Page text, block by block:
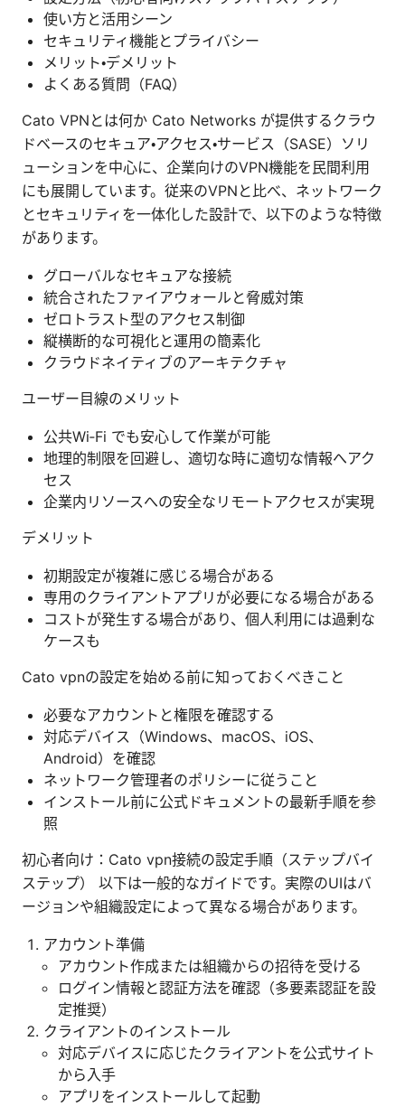
使い方と活用シーン
セキュリティ機能とプライバシー
メリット・デメリット
よくある質問（FAQ）
Cato VPNとは何か Cato Networks が提供するクラウ
ドベースのセキュア・アクセス・サービス（SASE）ソリ
ューションを中心に、企業向けのVPN機能を民間利用
にも展開しています。従来のVPNと比べ、ネットワーク
とセキュリティを一体化した設計で、以下のような特徴
があります。
グローバルなセキュアな接続
統合されたファイアウォールと脅威対策
ゼロトラスト型のアクセス制御
縦横断的な可視化と運用の簡素化
クラウドネイティブのアーキテクチャ
ユーザー目線のメリット
公共Wi‑Fi でも安心して作業が可能
地理的制限を回避し、適切な時に適切な情報へアク
セス
企業内リソースへの安全なリモートアクセスが実現
デメリット
初期設定が複雑に感じる場合がある
専用のクライアントアプリが必要になる場合がある
コストが発生する場合があり、個人利用には過剰な
ケースも
Cato vpnの設定を始める前に知っておくべきこと
必要なアカウントと権限を確認する
対応デバイス（Windows、macOS、iOS、
Android）を確認
ネットワーク管理者のポリシーに従うこと
インストール前に公式ドキュメントの最新手順を参
照
初心者向け：Cato vpn接続の設定手順（ステップバイ
ステップ） 以下は一般的なガイドです。実際のUIはバ
ージョンや組織設定によって異なる場合があります。
アカウント準備
アカウント作成または組織からの招待を受ける
ログイン情報と認証方法を確認（多要素認証を設
定推奨）
クライアントのインストール
対応デバイスに応じたクライアントを公式サイト
から入手
アプリをインストールして起動